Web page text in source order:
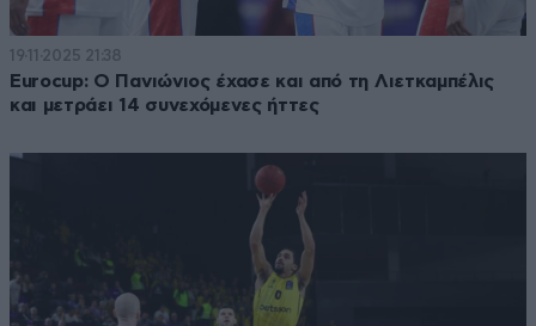
19·11·2025 21:38
Eurocup: Ο Πανιώνιος έχασε και από τη Λιετκαμπέλις
και μετράει 14 συνεχόμενες ήττες